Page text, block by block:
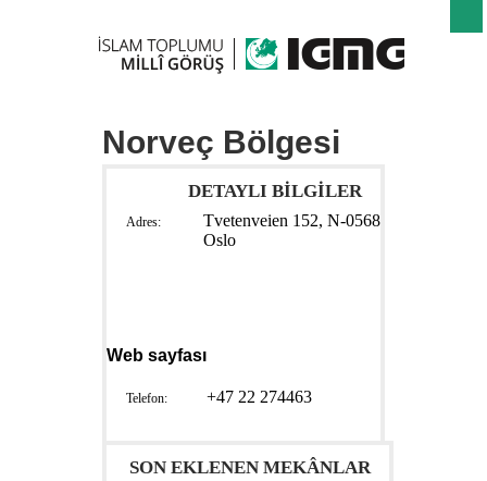
Norveç Bölgesi
DETAYLI BİLGİLER
Adres:
Tvetenveien 152, N-0568
Oslo
Web sayfası
Telefon: +47 22 274463
SON EKLENEN MEKÂNLAR